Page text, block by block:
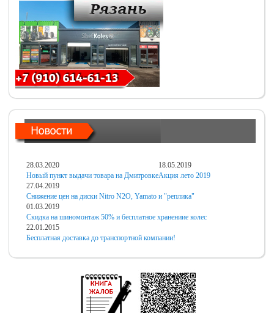
28.03.2020
Новый пункт выдачи товара на Дмитровке
18.05.2019
Акция лето 2019
27.04.2019
Снижение цен на диски Nitro N2O, Yamato и "реплика"
01.03.2019
Скидка на шиномонтаж 50% и бесплатное хранениие колес
22.01.2015
Бесплатная доставка до транспортной компании!